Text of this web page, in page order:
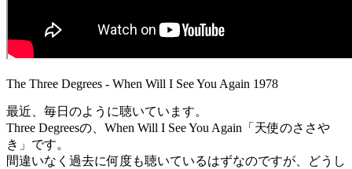
The Three Degrees - When Will I See You Again 1978
最近、毎日のように聴いています。
Three Degreesの、When Will I See You Again「天使のささや
き」です。
間違いなく過去に何度も聴いているはずなのですが、どうし